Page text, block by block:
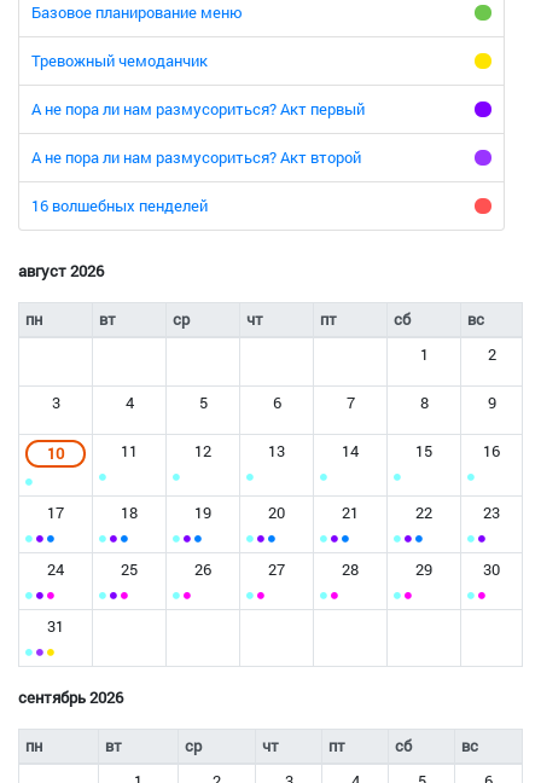
Базовое планирование меню
Тревожный чемоданчик
А не пора ли нам размусориться? Акт первый
А не пора ли нам размусориться? Акт второй
16 волшебных пенделей
август 2026
пн вт ср чт пт сб
вс
1
2
3 4 5 6 7 8 9
10 11 12 13 14 15 16
17 18 19 20 21 22 23
24 25 26 27 28 29 30
31
сентябрь 2026
пн вт ср чт пт сб
вс